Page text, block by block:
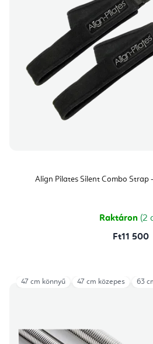
Align Pilates Silent Combo Strap
Raktáron (2
Ft11 500
47 cm könnyű 47 cm közepes 63